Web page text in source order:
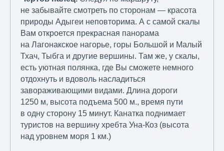
не забывайте смотреть по сторонам — красота
природы Адыгеи неповторима. А с самой скалы
Вам откроется прекрасная панорама
на Лагонакское нагорье, горы Большой и Малый
Тхач, Тыбга и другие вершины. Там же, у скалы,
есть уютная полянка, где Вы сможете немного
отдохнуть и вдоволь насладиться
завораживающими видами. Длина дороги
1250 м, высота подъема 500 м., время пути
в одну сторону 15 минут. Канатка поднимает
туристов на вершину хребта Уна-Коз (высота
над уровнем моря 1 км.)